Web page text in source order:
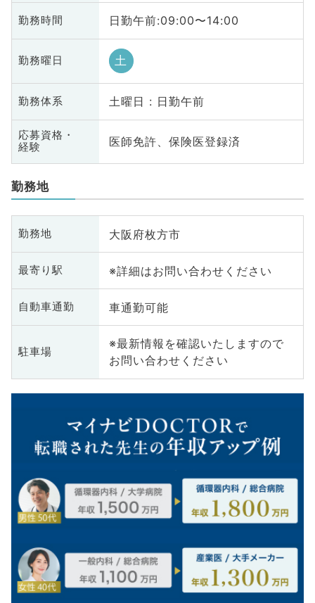
勤務時間 日勤午前:09:00〜14:00
勤務曜日 土
勤務体系 土曜日 : 日勤午前
応募資格・
経験
医師免許、保険医登録済
勤務地
勤務地 大阪府枚方市
最寄り駅 ※詳細はお問い合わせください
自動車通勤 車通勤可能
駐車場
※最新情報を確認いたしますので
お問い合わせください